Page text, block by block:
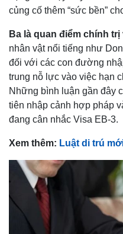
củng cố thêm “sức bền”
Ba là quan điểm chính
nhân vật nổi tiếng như
đối với các con đường
trung nỗ lực vào việc hạn
Những bình luận gần đây
tiên nhập cảnh hợp pháp
đang cân nhắc Visa EB-3.
Xem thêm: Luật di trú